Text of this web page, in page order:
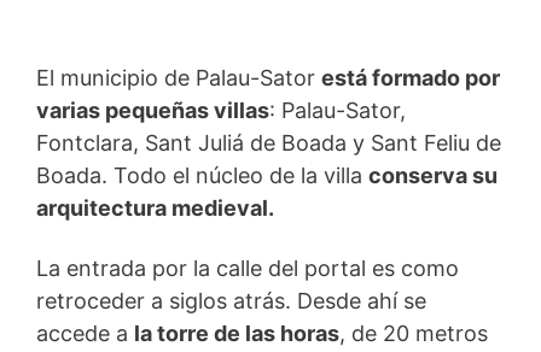
El municipio de Palau-Sator está formado por
varias pequeñas villas: Palau-Sator,
Fontclara, Sant Juliá de Boada y Sant Feliu de
Boada. Todo el núcleo de la villa conserva su
arquitectura medieval.
La entrada por la calle del portal es como
retroceder a siglos atrás. Desde ahí se
accede a la torre de las horas, de 20 metros